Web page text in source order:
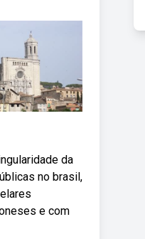
da
no brasil,
e com